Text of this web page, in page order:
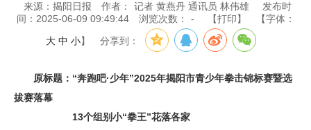
来源：揭阳日报 作者： 记者 黄燕丹 通讯员 林伟雄
发布时
间：2025-06-09 09:49:44
浏览次数： - 【打印】 【字体：
大 中 小】 分享到：
原标题：“奔跑吧·少年”2025年揭阳市青少年拳击锦标赛暨选
拔赛落幕
13个组别小“拳王”花落各家